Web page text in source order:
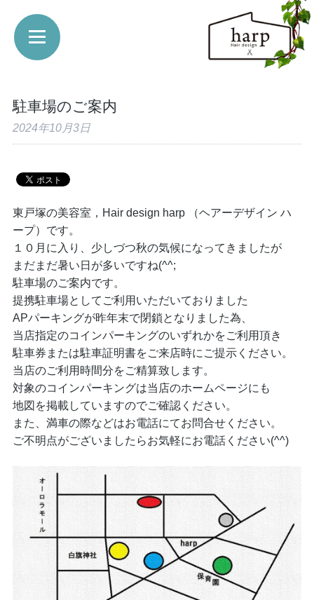
駐車場のご案内
2024年10月3日
東戸塚の美容室，Hair design harp （ヘアーデザイン ハ
ープ）です。
１０月に入り、少しづつ秋の気候になってきましたが
まだまだ暑い日が多いですね(^^;
駐車場のご案内です。
提携駐車場としてご利用いただいておりました
APパーキングが昨年末で閉鎖となりました為、
当店指定のコインパーキングのいずれかをご利用頂き
駐車券または駐車証明書をご来店時にご提示ください。
当店のご利用時間分をご精算致します。
対象のコインパーキングは当店のホームページにも
地図を掲載していますのでご確認ください。
また、満車の際などはお電話にてお問合せください。
ご不明点がございましたらお気軽にお電話ください(^^)